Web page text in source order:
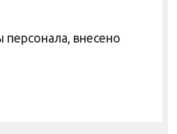
внесено